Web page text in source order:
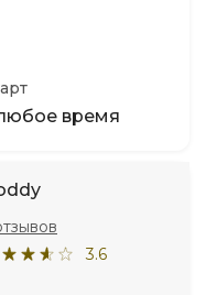
время
3.6